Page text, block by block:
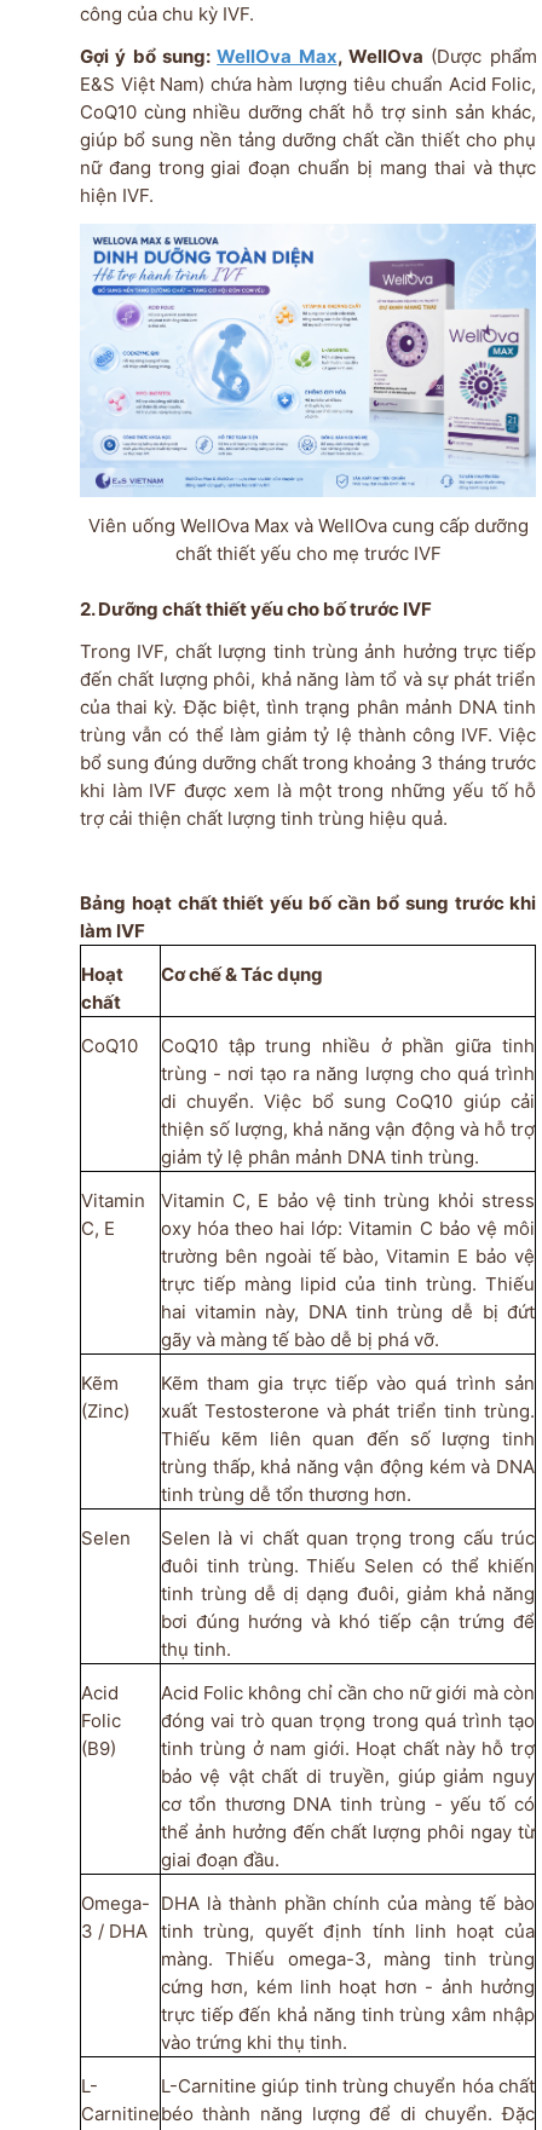
công của chu kỳ IVF.
Gợi ý bổ sung:WellOva Max, WellOva (Dược phẩm
E&S Việt Nam) chứa hàm lượng tiêu chuẩn Acid Folic,
CoQ10 cùng nhiều dưỡng chất hỗ trợ sinh sản khác,
giúp bổ sung nền tảng dưỡng chất cần thiết cho phụ
nữ đang trong giai đoạn chuẩn bị mang thai và thực
hiện IVF.
Viên uống WellOva Max và WellOva cung cấp dưỡng
chất thiết yếu cho mẹ trước IVF
2. Dưỡng chất thiết yếu cho bố trước IVF
Trong IVF, chất lượng tinh trùng ảnh hưởng trực tiếp
đến chất lượng phôi, khả năng làm tổ và sự phát triển
của thai kỳ. Đặc biệt, tình trạng phân mảnh DNA tinh
trùng vẫn có thể làm giảm tỷ lệ thành công IVF. Việc
bổ sung đúng dưỡng chất trong khoảng 3 tháng trước
khi làm IVF được xem là một trong những yếu tố hỗ
trợ cải thiện chất lượng tinh trùng hiệu quả.
Bảng hoạt chất thiết yếu bố cần bổ sung trước khi
làm IVF
Hoạt
chất
Cơ chế & Tác dụng
CoQ10
CoQ10 tập trung nhiều ở phần giữa tinh
trùng - nơi tạo ra năng lượng cho quá trình
di chuyển. Việc bổ sung CoQ10 giúp cải
thiện số lượng, khả năng vận động và hỗ trợ
giảm tỷ lệ phân mảnh DNA tinh trùng.
Vitamin
C, E
Vitamin C, E bảo vệ tinh trùng khỏi stress
oxy hóa theo hai lớp: Vitamin C bảo vệ môi
trường bên ngoài tế bào, Vitamin E bảo vệ
trực tiếp màng lipid của tinh trùng. Thiếu
hai vitamin này, DNA tinh trùng dễ bị đứt
gãy và màng tế bào dễ bị phá vỡ.
Kẽm
(Zinc)
Kẽm tham gia trực tiếp vào quá trình sản
xuất Testosterone và phát triển tinh trùng.
Thiếu kẽm liên quan đến số lượng tinh
trùng thấp, khả năng vận động kém và DNA
tinh trùng dễ tổn thương hơn.
Selen
Selen là vi chất quan trọng trong cấu trúc
đuôi tinh trùng. Thiếu Selen có thể khiến
tinh trùng dễ dị dạng đuôi, giảm khả năng
bơi đúng hướng và khó tiếp cận trứng để
thụ tinh.
Acid
Folic
(B9)
Acid Folic không chỉ cần cho nữ giới mà còn
đóng vai trò quan trọng trong quá trình tạo
tinh trùng ở nam giới. Hoạt chất này hỗ trợ
bảo vệ vật chất di truyền, giúp giảm nguy
cơ tổn thương DNA tinh trùng - yếu tố có
thể ảnh hưởng đến chất lượng phôi ngay từ
giai đoạn đầu.
Omega-
3 / DHA
DHA là thành phần chính của màng tế bào
tinh trùng, quyết định tính linh hoạt của
màng. Thiếu omega-3, màng tinh trùng
cứng hơn, kém linh hoạt hơn - ảnh hưởng
trực tiếp đến khả năng tinh trùng xâm nhập
vào trứng khi thụ tinh.
L-
Carnitine
L-Carnitine giúp tinh trùng chuyển hóa chất
béo thành năng lượng để di chuyển. Đặc